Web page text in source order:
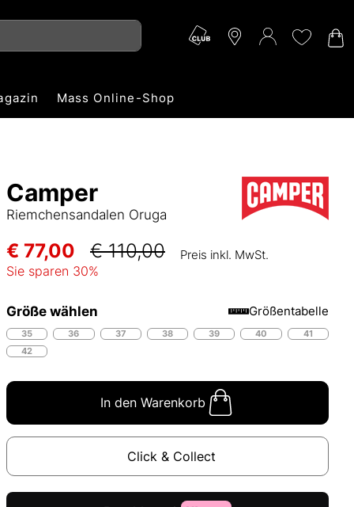
Mass Online-Shop
Camper
Riemchensandalen Oruga
€ 77,00 € 110,00 Preis inkl. MwSt.
Sie sparen 30%
Größe wählen Größentabelle
35 36 37 38 39 40
41
42
In den Warenkorb
Click & Collect